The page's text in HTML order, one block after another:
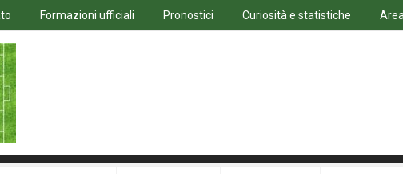
Formazioni ufficiali Pronostici Curiosità e statistiche